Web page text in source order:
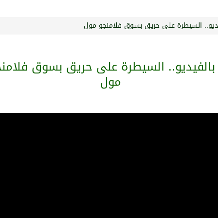
السيطرة على حريق بسوق فلامنجو مول
بالفيديو.. السيطرة على حريق بسوق
مول